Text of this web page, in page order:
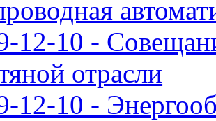
12-10 -
отрасли
12-10 -